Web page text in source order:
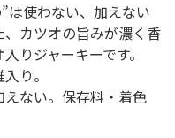
は使わない、加えない
、カツオの旨みが濃く香
りジャーキーです。
り。
えない。保存料・着色